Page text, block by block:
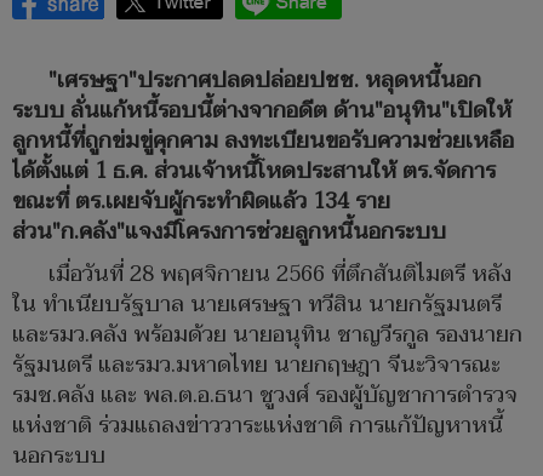
"เศรษฐา"ประกาศปลดปล่อยปชช. หลุดหนี้นอก
ระบบ ลั่นแก้หนี้รอบนี้ต่างจากอดีต ด้าน"อนุทิน"เปิดให้
ลูกหนี้ที่ถูกข่มขู่คุกคาม ลงทะเบียนขอรับความช่วยเหลือ
ได้ตั้งแต่ 1 ธ.ค. ส่วนเจ้าหนี้โหดประสานให้ ตร.จัดการ
ขณะที่ ตร.เผยจับผู้กระทำผิดแล้ว 134 ราย
ส่วน"ก.คลัง"แจงมีโครงการช่วยลูกหนี้นอกระบบ
เมื่อวันที่ 28 พฤศจิกายน 2566 ที่ตึกสันติไมตรี หลัง
ใน ทำเนียบรัฐบาล นายเศรษฐา ทวีสิน นายกรัฐมนตรี
และรมว.คลัง พร้อมด้วย นายอนุทิน ชาญวีรกูล รองนายก
รัฐมนตรี และรมว.มหาดไทย นายกฤษฎา จีนะวิจารณะ
รมช.คลัง และ พล.ต.อ.ธนา ชูวงศ์ รองผู้บัญชาการตำรวจ
แห่งชาติ ร่วมแถลงข่าววาระแห่งชาติ การแก้ปัญหาหนี้
นอกระบบ